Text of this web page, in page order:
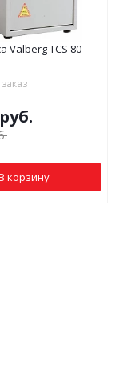
Valberg TCS 80
руб.
корзину